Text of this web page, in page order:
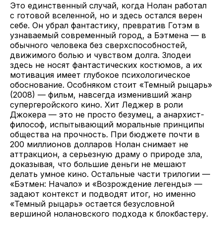
Это единственный случай, когда Нолан работал
с готовой вселенной, но и здесь остался верен
себе. Он убрал фантастику, превратив Готэм в
узнаваемый современный город, а Бэтмена — в
обычного человека без сверхспособностей,
движимого болью и чувством долга. Злодеи
здесь не носят фантастических костюмов, а их
мотивация имеет глубокое психологическое
обоснование. Особняком стоит «Темный рыцарь»
(2008) — фильм, навсегда изменивший жанр
супергеройского кино. Хит Леджер в роли
Джокера — это не просто безумец, а анархист-
философ, испытывающий моральные принципы
общества на прочность. При бюджете почти в
200 миллионов долларов Нолан снимает не
аттракцион, а серьезную драму о природе зла,
доказывая, что большие деньги не мешают
делать умное кино. Остальные части трилогии —
«Бэтмен: Начало» и «Возрождение легенды» —
задают контекст и подводят итог, но именно
«Темный рыцарь» остается безусловной
вершиной нолановского подхода к блокбастеру.